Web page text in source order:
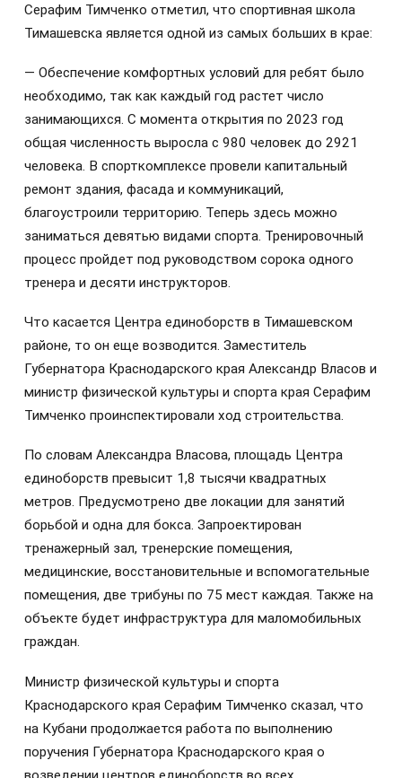
Серафим Тимченко отметил, что спортивная школа
Тимашевска является одной из самых больших в крае:
— Обеспечение комфортных условий для ребят было
необходимо, так как каждый год растет число
занимающихся. С момента открытия по 2023 год
общая численность выросла с 980 человек до 2921
человека. В спорткомплексе провели капитальный
ремонт здания, фасада и коммуникаций,
благоустроили территорию. Теперь здесь можно
заниматься девятью видами спорта. Тренировочный
процесс пройдет под руководством сорока одного
тренера и десяти инструкторов.
Что касается Центра единоборств в Тимашевском
районе, то он еще возводится. Заместитель
Губернатора Краснодарского края Александр Власов и
министр физической культуры и спорта края Серафим
Тимченко проинспектировали ход строительства.
По словам Александра Власова, площадь Центра
единоборств превысит 1,8 тысячи квадратных
метров. Предусмотрено две локации для занятий
борьбой и одна для бокса. Запроектирован
тренажерный зал, тренерские помещения,
медицинские, восстановительные и вспомогательные
помещения, две трибуны по 75 мест каждая. Также на
объекте будет инфраструктура для маломобильных
граждан.
Министр физической культуры и спорта
Краснодарского края Серафим Тимченко сказал, что
на Кубани продолжается работа по выполнению
поручения Губернатора Краснодарского края о